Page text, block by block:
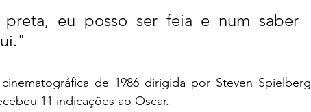
eu posso ser feia e num saber
de 1986 dirigida por Steven Spielberg
11 indicações ao Oscar.